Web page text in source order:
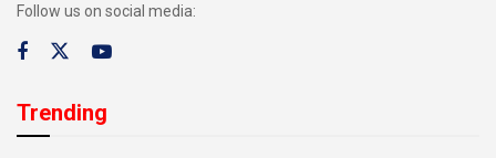
Follow us on social media:
Trending